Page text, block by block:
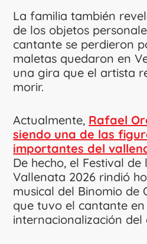
La familia también
de los objetos
cantante se perdieron
maletas quedaron en
una gira que el artista
morir.
Actualmente, Rafael
siendo una de las
importantes del
De hecho, el Festival de
Vallenata 2026 rindió
musical del Binomio de
que tuvo el cantante
internacionalización del